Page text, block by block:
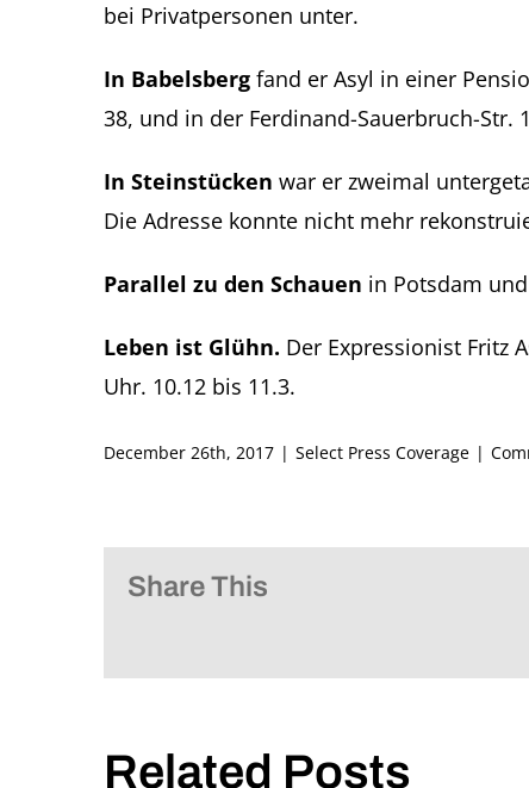
bei Privatpersonen unter.
In Babelsberg fand er Asyl in einer
38, und in der Ferdinand-Sauerbruch-Str.
In Steinstücken war er zweimal
Die Adresse konnte nicht mehr
Parallel zu den Schauen in Potsdam
Leben ist Glühn. Der Expressionist Fritz
Uhr. 10.12 bis 11.3.
December 26th, 2017 | Select Press Coverage |
Share This
Related Posts